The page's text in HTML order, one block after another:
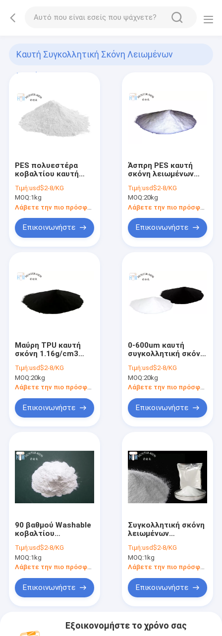
Καυτή Συγκολλητική Σκόνη Λειωμένων
Μετάλλων
(10)
PES πολυεστέρα
κοβαλτίου καυτή
0-420um Eco
λειωμένων
μετάλλων φιλικό
Τιμή:usd$2-8/KG
MOQ:1kg
Λάβετε την πιο πρόσφατη τιμή
Επικοινωνήστε
Άσπρη PES καυτή
σκόνη λειωμένων
διαλύτη εκτύπωσης
μεταφοράς
θερμότητας
ελεύθερο
Τιμή:usd$2-8/KG
MOQ:20kg
Επικοινωνήστε
Μαύρη TPU καυτή
σκόνη 1.16g/cm3
μετάλλων αντι
εξάχνωσης για τον
εκτυπωτή DTF
Τιμή:usd$2-8/KG
MOQ:20kg
Λάβετε την πιο πρόσφατη τιμή
Επικοινωνήστε
0-600um καυτή
συγκολλητική σκόνη
μετάλλων για την
οθόνη που τυπώνει
τη θερμοκρασία
Τιμή:usd$2-8/KG
MOQ:20kg
Επικοινωνήστε
90 βαθμού Washable
κοβαλτίου
30g/10 λ. λειωμένων
μετάλλων
πολυαμιδίων καυτή
Τιμή:usd$2-8/KG
MOQ:1kg
Λάβετε την πιο πρόσφατη τιμή
Επικοινωνήστε
Συγκολλητική σκόνη
λειωμένων
πολυαμιδίων καυτή
για τη μεταφορά
θερμότητας 0-200UM
Τιμή:usd$2-8/KG
MOQ:1kg
Λάβετε την πιο πρόσφατη τιμή
Επικοινωνήστε
Εξοικονομήστε το χρόνο σας